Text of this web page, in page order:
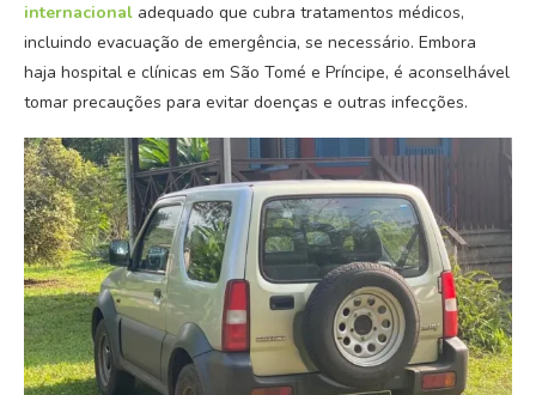
internacional adequado que cubra tratamentos médicos,
incluindo evacuação de emergência, se necessário. Embora
haja hospital e clínicas em São Tomé e Príncipe, é aconselhável
tomar precauções para evitar doenças e outras infecções.